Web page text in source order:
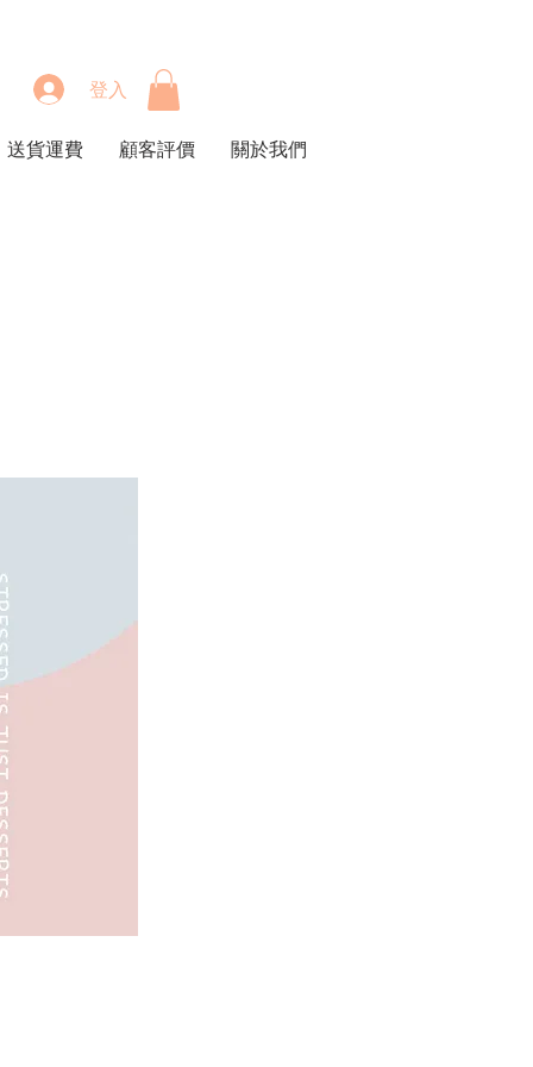
登入
送貨運費 顧客評價 關於我們